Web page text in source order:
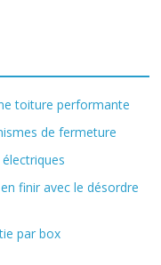
toiture performante
de fermeture
finir avec le désordre
par box